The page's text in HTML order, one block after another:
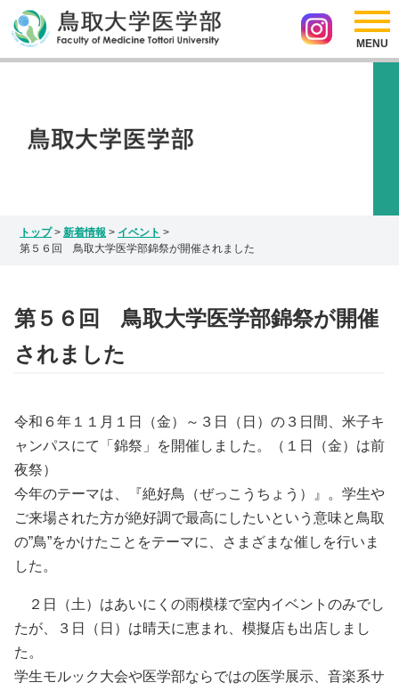
お問い合わせ
トップ > 新着情報 > イベント >
第５６回 鳥取大学医学部錦祭が開催されました
第５６回 鳥取大学医学部錦祭が開催
されました
令和６年１１月１日（金）～３日（日）の３日間、米子キ
ャンパスにて「錦祭」を開催しました。（１日（金）は前
夜祭）
今年のテーマは、『絶好鳥（ぜっこうちょう）』。学生や
ご来場された方が絶好調で最高にしたいという意味と鳥取
の”鳥”をかけたことをテーマに、さまざまな催しを行いま
した。
２日（土）はあいにくの雨模様で室内イベントのみでし
たが、３日（日）は晴天に恵まれ、模擬店も出店しまし
た。
学生モルック大会や医学部ならではの医学展示、音楽系サ